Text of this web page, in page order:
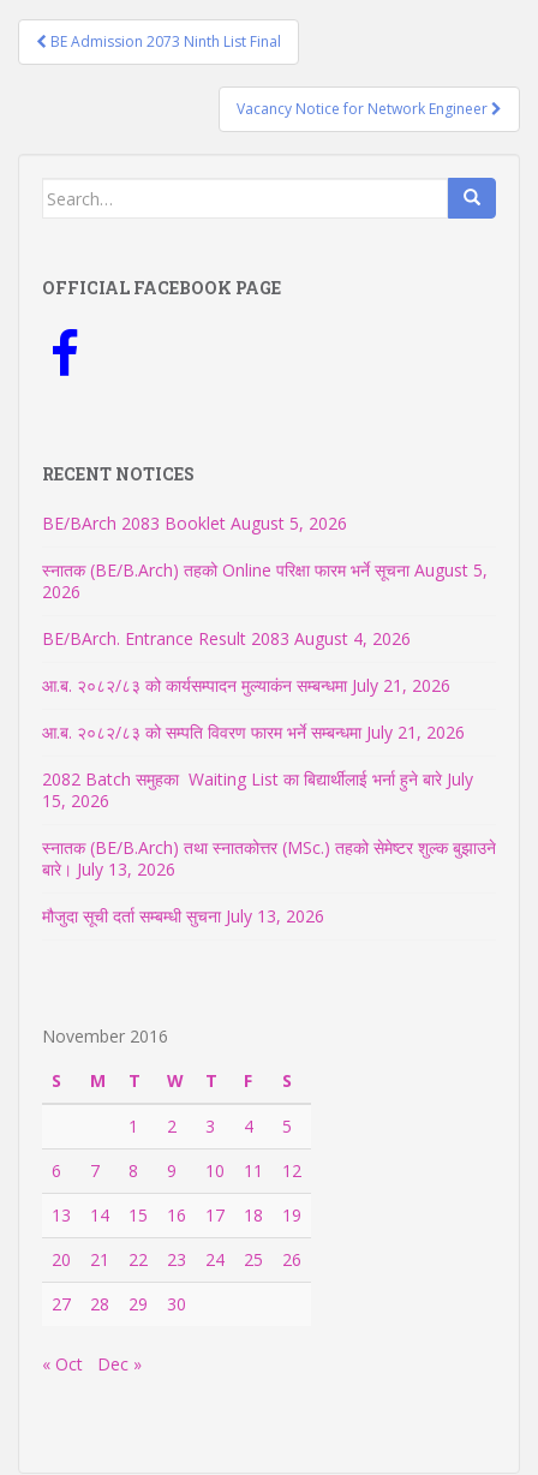
Post
navigation
BE Admission 2073 Ninth List Final
Vacancy Notice for Network Engineer
Search
OFFICIAL FACEBOOK PAGE
RECENT NOTICES
BE/BArch 2083 Booklet August 5, 2026
स्नातक (BE/B.Arch) तहको Online परिक्षा फारम भर्ने सूचना August 5,
2026
BE/BArch. Entrance Result 2083 August 4, 2026
आ.ब. २०८२/८३ को कार्यसम्पादन मुल्याकंन सम्बन्धमा July 21, 2026
आ.ब. २०८२/८३ को सम्पति विवरण फारम भर्ने सम्बन्धमा July 21, 2026
2082 Batch समुहका Waiting List का बिद्यार्थीलाई भर्ना हुने बारे July
15, 2026
स्नातक (BE/B.Arch) तथा स्नातकोत्तर (MSc.) तहको सेमेष्टर शुल्क बुझाउने
बारे। July 13, 2026
मौजुदा सूची दर्ता सम्बम्धी सुचना July 13, 2026
November 2016
S
M T W T F
S
1
2 3 4
5
6
7 8 9 10 11
12
13
14 15 16 17 18
19
20
21 22 23 24 25
26
27
28 29 30
« Oct Dec »